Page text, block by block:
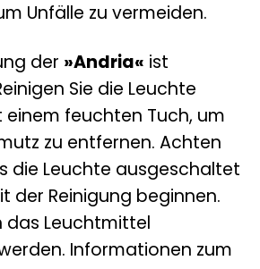
Unfälle zu vermeiden.
der »Andria« ist
Sie die Leuchte
feuchten Tuch, um
zu entfernen. Achten
die Leuchte ausgeschaltet
der Reinigung beginnen.
das Leuchtmittel
Informationen zum